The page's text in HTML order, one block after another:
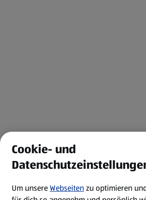
Cookie- und
Um unsereWebseitenzu optimieren